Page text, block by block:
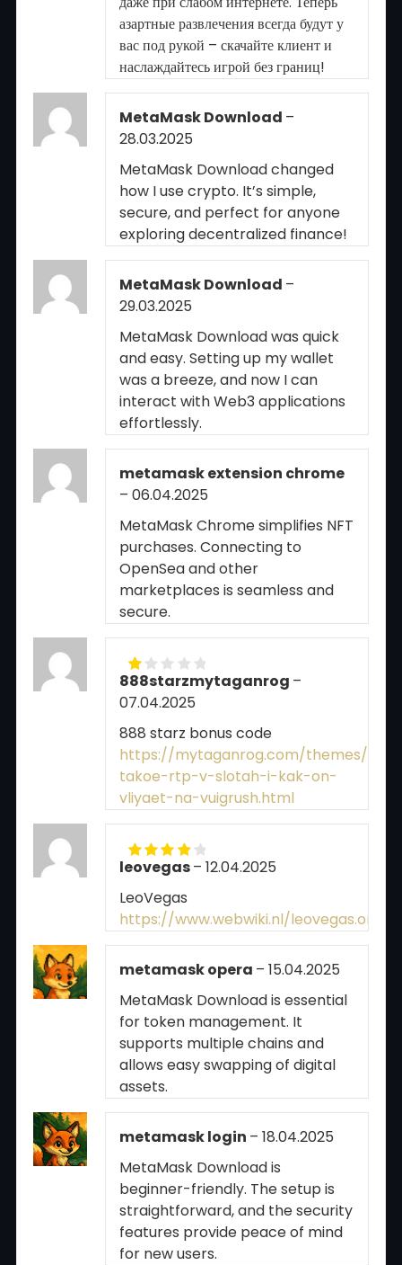
азартные развлечения всегда будут у
вас под рукой – скачайте клиент и
наслаждайтесь игрой без границ!
MetaMask Download –
28.03.2025
MetaMask Download changed
how I use crypto. It’s simple,
secure, and perfect for anyone
exploring decentralized finance!
MetaMask Download –
29.03.2025
MetaMask Download was quick
and easy. Setting up my wallet
was a breeze, and now I can
interact with Web3 applications
effortlessly.
metamask extension chrome
– 06.04.2025
MetaMask Chrome simplifies NFT
purchases. Connecting to
OpenSea and other
marketplaces is seamless and
secure.
Rated
1
of
5
888starzmytaganrog –
07.04.2025
888 starz bonus code
https://mytaganrog.com/themes/
takoe-rtp-v-slotah-i-kak-on-
vliyaet-na-vuigrush.html
Rated4
leovegas– 12.04.2025
LeoVegas
https://www.webwiki.nl/leovegas.one
metamask opera – 15.04.2025
MetaMask Download is essential
for token management. It
supports multiple chains and
allows easy swapping of digital
assets.
metamask login – 18.04.2025
MetaMask Download is
beginner-friendly. The setup is
straightforward, and the security
features provide peace of mind
for new users.